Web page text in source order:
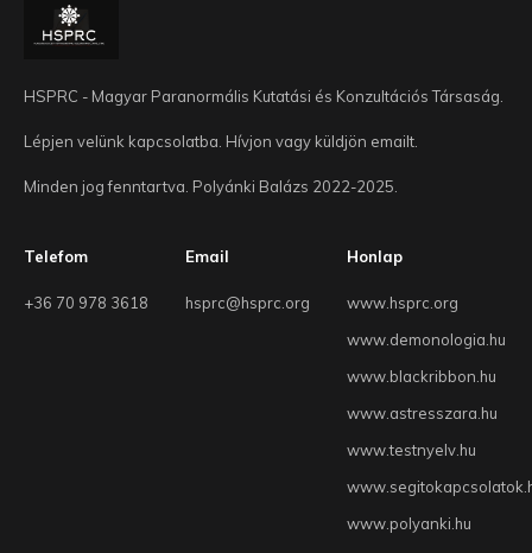
HSPRC - Magyar Paranormális Kutatási és Konzultációs Társaság.
Lépjen velünk kapcsolatba. Hívjon vagy küldjön emailt.
Minden jog fenntartva. Polyánki Balázs 2022-2025.
Telefom
+36 70 978 3618
Email
hsprc@hsprc.org
Honlap
www.hsprc.org
www.demonologia.hu
www.blackribbon.hu
www.astresszara.hu
www.testnyelv.hu
www.polyanki.hu